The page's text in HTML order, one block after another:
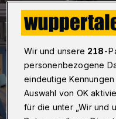
Wir und unsere 218-
personenbezogene
eindeutige Kennungen
Auswahl von OK
für die unter „Wir und